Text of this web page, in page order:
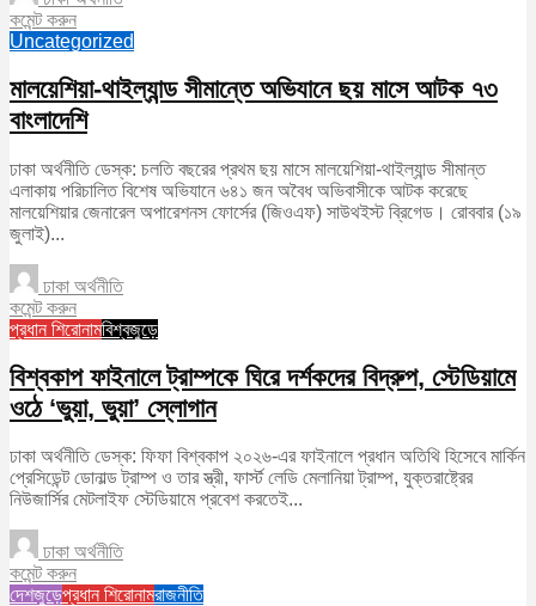
কমেন্ট করুন
Uncategorized
মালয়েশিয়া-থাইল্যান্ড সীমান্তে অভিযানে ছয় মাসে আটক ৭৩
বাংলাদেশি
ঢাকা অর্থনীতি ডেস্ক: চলতি বছরের প্রথম ছয় মাসে মালয়েশিয়া-থাইল্যান্ড সীমান্ত
এলাকায় পরিচালিত বিশেষ অভিযানে ৬৪১ জন অবৈধ অভিবাসীকে আটক করেছে
মালয়েশিয়ার জেনারেল অপারেশনস ফোর্সের (জিওএফ) সাউথইস্ট ব্রিগেড। রোববার (১৯
জুলাই)...
ঢাকা অর্থনীতি
কমেন্ট করুন
প্রধান শিরোনামবিশ্বজুড়ে
বিশ্বকাপ ফাইনালে ট্রাম্পকে ঘিরে দর্শকদের বিদ্রুপ, স্টেডিয়ামে
ওঠে ‘ভুয়া, ভুয়া’ স্লোগান
ঢাকা অর্থনীতি ডেস্ক: ফিফা বিশ্বকাপ ২০২৬-এর ফাইনালে প্রধান অতিথি হিসেবে মার্কিন
প্রেসিডেন্ট ডোনাল্ড ট্রাম্প ও তার স্ত্রী, ফার্স্ট লেডি মেলানিয়া ট্রাম্প, যুক্তরাষ্ট্রের
নিউজার্সির মেটলাইফ স্টেডিয়ামে প্রবেশ করতেই...
ঢাকা অর্থনীতি
কমেন্ট করুন
দেশজুড়েপ্রধান শিরোনামরাজনীতি